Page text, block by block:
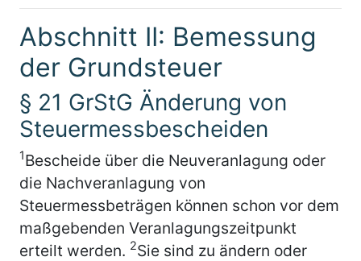
Abschnitt II: Bemessung
der Grundsteuer
§ 21 GrStG Änderung von
Steuermessbescheiden
1Bescheide über die Neuveranlagung oder
die Nachveranlagung von
Steuermessbeträgen können schon vor dem
maßgebenden Veranlagungszeitpunkt
erteilt werden. 2Sie sind zu ändern oder